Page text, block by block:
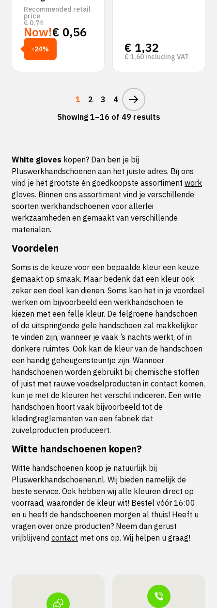
Recommended retail
price
€ 0,74
Now!€ 0,56
-24% € 1,32
€ 1,60 including VAT
1 2 3
4
Showing 1–16 of 49 results
White gloves kopen? Dan ben je bij
Pluswerkhandschoenen aan het juiste adres. Bij ons
vind je het grootste én goedkoopste assortiment work
gloves. Binnen ons assortiment vind je verschillende
soorten werkhandschoenen voor allerlei
werkzaamheden en gemaakt van verschillende
materialen.
Voordelen
Soms is de keuze voor een bepaalde kleur een keuze
gemaakt op smaak. Maar bedenk dat een kleur ook
zeker een doel kan dienen. Soms kan het in je voordeel
werken om bijvoorbeeld een werkhandschoen te
kiezen met een felle kleur. De felgroene handschoen
of de uitspringende gele handschoen zal makkelijker
te vinden zijn, wanneer je vaak ’s nachts werkt, of in
donkere ruimtes. Ook kan de kleur van de handschoen
een handig geheugensteuntje zijn. Wanneer
handschoenen worden gebruikt bij chemische stoffen
of juist met rauwe voedselproducten in contact komen,
kun je met de kleuren het verschil indiceren. Een witte
handschoen hoort vaak bijvoorbeeld tot de
kledingreglementen van een fabriek dat
zuivelproducten produceert.
Witte handschoenen kopen?
Witte handschoenen koop je natuurlijk bij
Pluswerkhandschoenen.nl. Wij bieden namelijk de
beste service. Ook hebben wij alle kleuren direct op
voorraad, waaronder de kleur wit! Bestel vóór 16:00
en u heeft de handschoenen morgen al thuis! Heeft u
vragen over onze producten? Neem dan gerust
vrijblijvend contact met ons op. Wij helpen u graag!